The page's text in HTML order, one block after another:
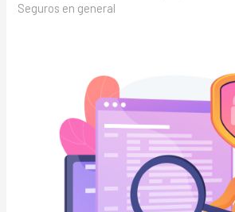
Seguros en general